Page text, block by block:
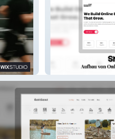
Smash It Updated